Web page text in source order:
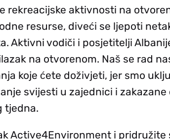
rekreacijske aktivnosti na
resurse, diveći se ljepoti
Aktivni vodiči i posjetitelji
na otvorenom. Naš se rad
koje ćete doživjeti, jer smo
svijesti u zajednici i zakazane
tjedna.
Active4Environment i pridružite